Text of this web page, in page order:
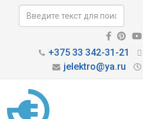
+375 33 342-31-21
jelektro@ya.ru